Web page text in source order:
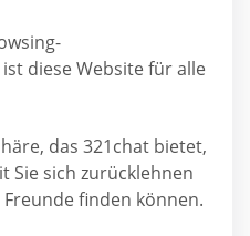
diese Website für alle
das 321chat bietet,
Sie sich zurücklehnen
finden können.